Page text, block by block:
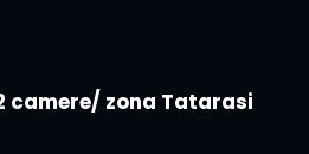
zona Tatarasi